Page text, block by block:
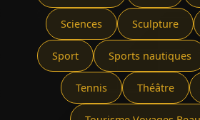
Sciences Sculpture
Sport Sports nautiques
Tennis Théâtre